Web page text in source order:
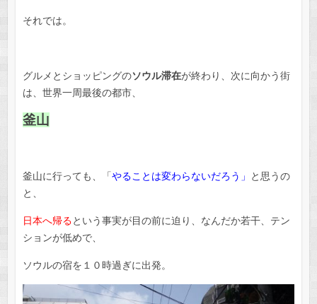
それでは。
グルメとショッピングのソウル滞在が終わり、次に向かう街
は、世界一周最後の都市、
釜山
釜山に行っても、「やることは変わらないだろう」
と思うの
と、
日本へ帰るという事実が目の前に迫り、なんだか若干、テン
ションが低めで、
ソウルの宿を１０時過ぎに出発。